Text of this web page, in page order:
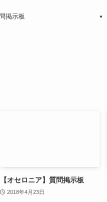
掲示板
【オセロニア】質問掲示板
2018年4月23日